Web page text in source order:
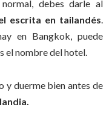
debes darle al
escrita en tailandés.
en Bangkok, puede
el nombre del hotel.
y duerme bien antes de